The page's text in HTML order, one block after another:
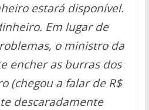
estará disponível.
Em lugar de
o ministro da
encher as burras dos
(chegou a falar de R$
descaradamente